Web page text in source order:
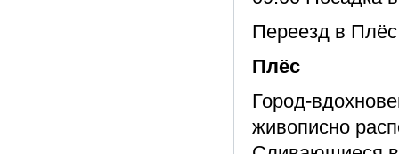
Переезд в
Плёс
Город-
живописно